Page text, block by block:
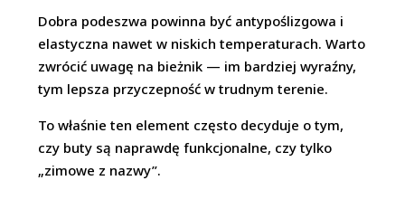
Dobra podeszwa powinna być antypoślizgowa i
elastyczna nawet w niskich temperaturach. Warto
zwrócić uwagę na bieżnik — im bardziej wyraźny,
tym lepsza przyczepność w trudnym terenie.
To właśnie ten element często decyduje o tym,
czy buty są naprawdę funkcjonalne, czy tylko
„zimowe z nazwy”.